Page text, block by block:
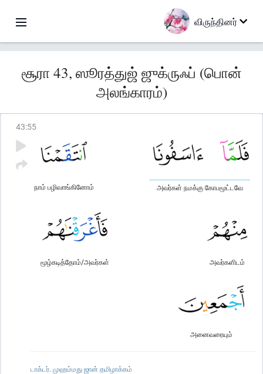
விருந்தினர்
சூரா 43, ஸூரத்துஜ் ஜுக்ருஃப் (பொன்
அலங்காரம்)
43:55
அவர்கள் நமக்கு கோபமூட்டவே
நாம் பழிவாங்கினோம்
அவர்களிடம்
மூழ்கடித்தோம்/அவர்கள்
அனைவரையும்
டாக்டர். முஹம்மது ஜான் தமிழாக்கம்